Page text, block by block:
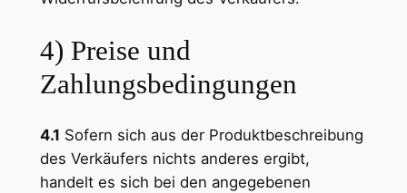
4) Preise und
Zahlungsbedingungen
4.1 Sofern sich aus der Produktbeschreibung
des Verkäufers nichts anderes ergibt,
handelt es sich bei den angegebenen